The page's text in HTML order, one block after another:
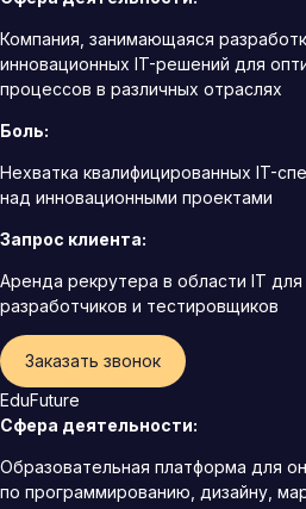
Компания, занимающаяся
инновационных IT-решений для
процессов в различных отраслях
Боль:
Нехватка квалифицированных IT-
над инновационными проектами
Запрос клиента:
Аренда рекрутера в области IT
разработчиков и тестировщиков
Заказать звонок
EduFuture
Сфера деятельности:
Образовательная платформа для
по программированию, дизайну,